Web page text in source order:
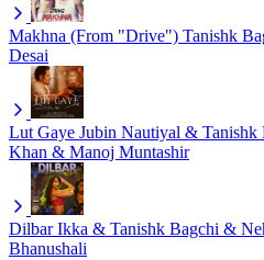
Makhna (From "Drive") Tanishk
Desai
Lut Gaye Jubin Nautiyal &
Khan & Manoj Muntashir
Dilbar Ikka & Tanishk Bagchi &
Bhanushali